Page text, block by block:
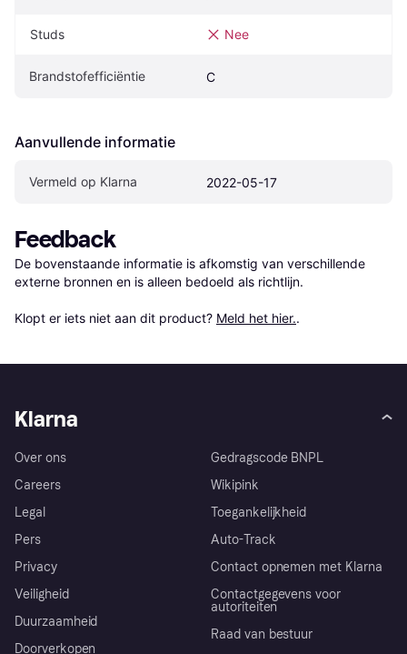
Studs Nee
Brandstofefficiëntie C
Aanvullende informatie
Vermeld op Klarna 2022-05-17
Feedback
De bovenstaande informatie is afkomstig van verschillende
externe bronnen en is alleen bedoeld als richtlijn.
Klopt er iets niet aan dit product? Meld het hier..
Klarna
Over ons
Careers
Legal
Pers
Privacy
Veiligheid
Duurzaamheid
Doorverkopen
Gedragscode BNPL
Wikipink
Toegankelijkheid
Auto-Track
Contact opnemen met Klarna
Contactgegevens voor
autoriteiten
Raad van bestuur